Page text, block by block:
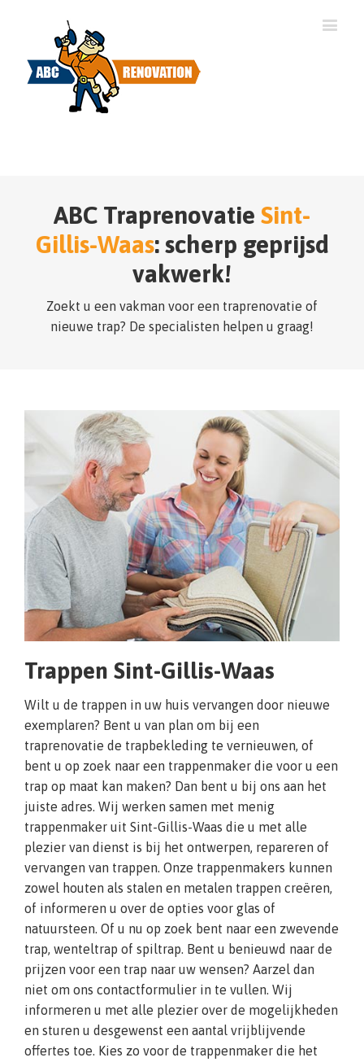
ABC Traprenovatie Sint-
Gillis-Waas: scherp geprijsd
vakwerk!
Zoekt u een vakman voor een traprenovatie of
nieuwe trap? De specialisten helpen u graag!
Trappen Sint-Gillis-Waas
Wilt u de trappen in uw huis vervangen door nieuwe
exemplaren? Bent u van plan om bij een
traprenovatie de trapbekleding te vernieuwen, of
bent u op zoek naar een trappenmaker die voor u een
trap op maat kan maken? Dan bent u bij ons aan het
juiste adres. Wij werken samen met menig
trappenmaker uit Sint-Gillis-Waas die u met alle
plezier van dienst is bij het ontwerpen, repareren of
vervangen van trappen. Onze trappenmakers kunnen
zowel houten als stalen en metalen trappen creëren,
of informeren u over de opties voor glas of
natuursteen. Of u nu op zoek bent naar een zwevende
trap, wenteltrap of spiltrap. Bent u benieuwd naar de
prijzen voor een trap naar uw wensen? Aarzel dan
niet om ons contactformulier in te vullen. Wij
informeren u met alle plezier over de mogelijkheden
en sturen u desgewenst een aantal vrijblijvende
offertes toe. Kies zo voor de trappenmaker die het